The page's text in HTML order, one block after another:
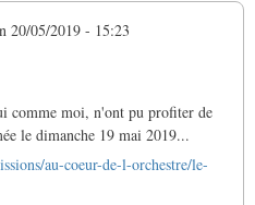
20/05/2019 - 15:23
comme moi, n'ont pu profiter de
le dimanche 19 mai 2019...
au-coeur-de-l-orchestre/le-